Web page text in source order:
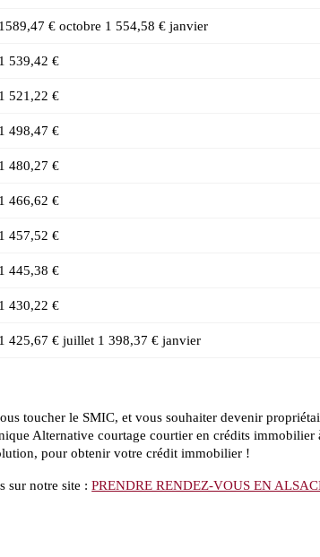
1589,47 € octobre 1 554,58 € janvier
1 539,42 €
1 521,22 €
1 498,47 €
1 480,27 €
1 466,62 €
1 457,52 €
1 445,38 €
1 430,22 €
1 425,67 € juillet 1 398,37 € janvier
toucher le SMIC, et vous souhaiter devenir
Alternative courtage courtier en crédits
pour obtenir votre crédit immobilier !
sur notre site :PRENDRE RENDEZ-VOUS EN